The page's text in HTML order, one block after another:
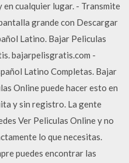
cualquier lugar. - Transmite
grande con Descargar
Latino. Bajar Peliculas
bajarpelisgratis.com -
Latino Completas. Bajar
Online puede hacer esto en
y sin registro. La gente
Ver Peliculas Online y no
lo que necesitas.
puedes encontrar las